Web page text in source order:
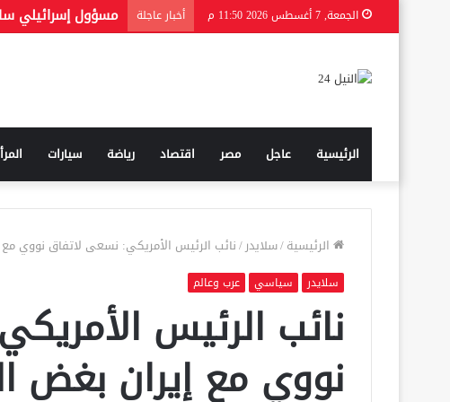
الجمعة, 7 أغسطس 2026 11:50 م أخبار عاجلة
الرئيسية عاجل مصر اقتصاد رياضة سيارات
الرئيسية/سلايدر/نائب الرئيس الأمريكي: نسعى لاتفاق نووي
سلايدر سياسي عرب وعالم
نائب الرئيس
نووي مع إيران بغض